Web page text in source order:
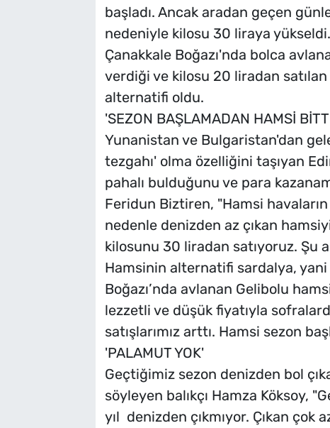
başladı. Ancak aradan geçen
nedeniyle kilosu 30 liraya
Çanakkale Boğazı'nda bolca
verdiği ve kilosu 20 liradan
alternatifi oldu.
'SEZON BAŞLAMADAN HAMSİ
Yunanistan ve Bulgaristan'dan
tezgahı' olma özelliğini taşıyan
pahalı bulduğunu ve para
Feridun Biztiren, "Hamsi
nedenle denizden az çıkan
kilosunu 30 liradan satıyoruz. Şu
Hamsinin alternatifi sardalya,
Boğazı’nda avlanan Gelibolu
lezzetli ve düşük fiyatıyla
satışlarımız arttı. Hamsi sezon
'PALAMUT YOK'
Geçtiğimiz sezon denizden bol
söyleyen balıkçı Hamza Köksoy,
yıl denizden çıkmıyor. Çıkan çok